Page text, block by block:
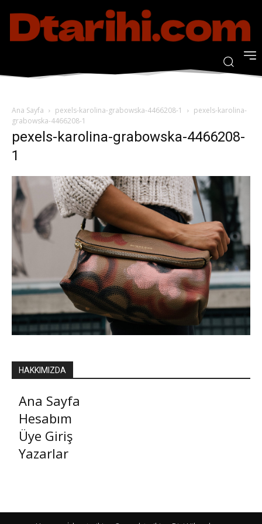
Ana Sayfa pexels-karolina-grabowska-4466208-1
pexels-karolina-
grabowska-4466208-1
pexels-karolina-grabowska-4466208-
1
HAKKIMIZDA
Ana Sayfa
Hesabım
Üye Giriş
Yazarlar